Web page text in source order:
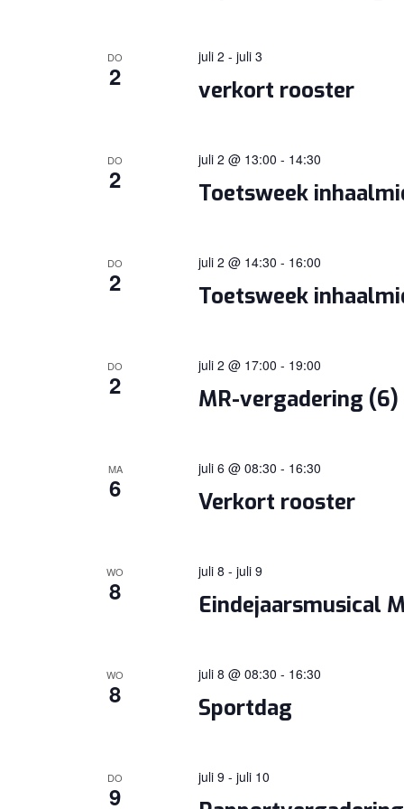
DO
2 verkort rooster
juli 2 - juli 3
DO
2 Toetsweek
juli 2 @ 13:00 - 14:30
DO
2 Toetsweek
juli 2 @ 14:30 - 16:00
DO
2 MR-vergadering (6)
juli 2 @ 17:00 - 19:00
MA
6 Verkort rooster
juli 6 @ 08:30 - 16:30
WO
8 Eindejaarsmusical
juli 8 - juli 9
WO
8 Sportdag
juli 8 @ 08:30 - 16:30
DO
9
juli 9 - juli 10